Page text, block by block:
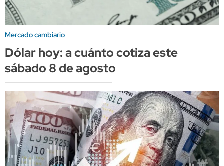
Mercado cambiario
Dólar hoy: a cuánto cotiza este
sábado 8 de agosto